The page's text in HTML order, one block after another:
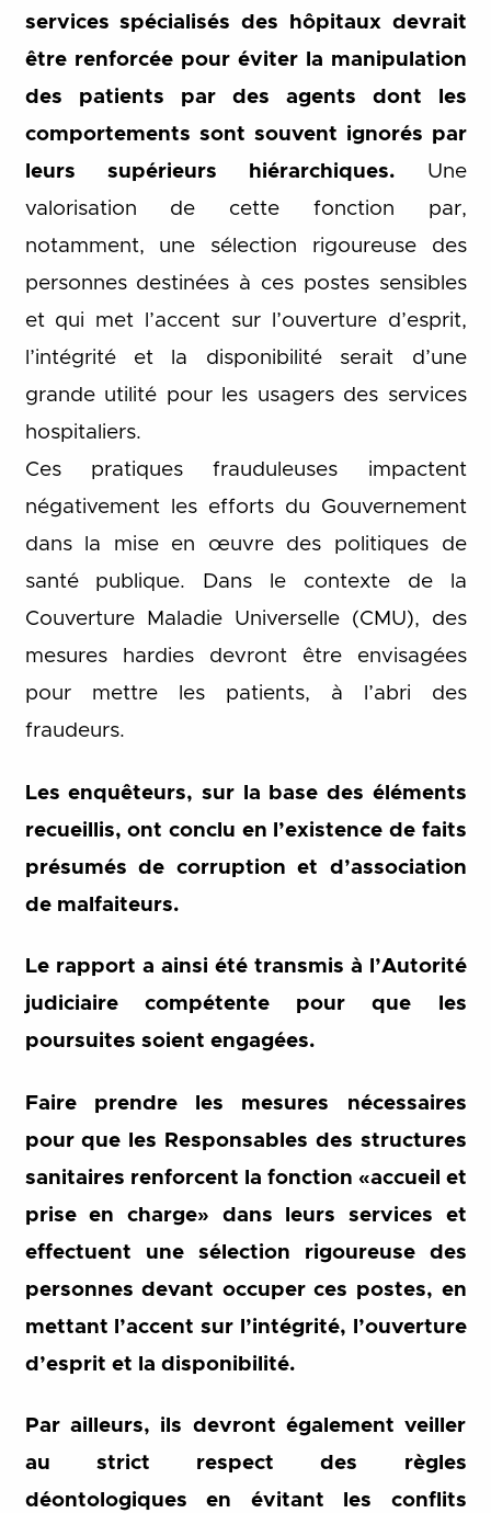
services spécialisés des hôpitaux devrait
être renforcée pour éviter la manipulation
des patients par des agents dont les
comportements sont souvent ignorés par
leurs supérieurs hiérarchiques. Une
valorisation de cette fonction par,
notamment, une sélection rigoureuse des
personnes destinées à ces postes sensibles
et qui met l’accent sur l’ouverture d’esprit,
l’intégrité et la disponibilité serait d’une
grande utilité pour les usagers des services
hospitaliers.
Ces pratiques frauduleuses impactent
négativement les efforts du Gouvernement
dans la mise en œuvre des politiques de
santé publique. Dans le contexte de la
Couverture Maladie Universelle (CMU), des
mesures hardies devront être envisagées
pour mettre les patients, à l’abri des
fraudeurs.
Les enquêteurs, sur la base des éléments
recueillis, ont conclu en l’existence de faits
présumés de corruption et d’association
de malfaiteurs.
Le rapport a ainsi été transmis à l’Autorité
judiciaire compétente pour que les
poursuites soient engagées.
Faire prendre les mesures nécessaires
pour que les Responsables des structures
sanitaires renforcent la fonction «accueil et
prise en charge» dans leurs services et
effectuent une sélection rigoureuse des
personnes devant occuper ces postes, en
mettant l’accent sur l’intégrité, l’ouverture
d’esprit et la disponibilité.
Par ailleurs, ils devront également veiller
au strict respect des règles
déontologiques en évitant les conflits